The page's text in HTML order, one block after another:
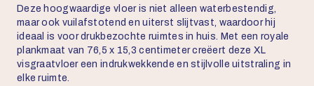
Deze hoogwaardige vloer is niet alleen waterbestendig,
maar ook vuilafstotend en uiterst slijtvast, waardoor hij
ideaal is voor drukbezochte ruimtes in huis. Met een royale
plankmaat van 76,5 x 15,3 centimeter creëert deze XL
visgraatvloer een indrukwekkende en stijlvolle uitstraling in
elke ruimte.